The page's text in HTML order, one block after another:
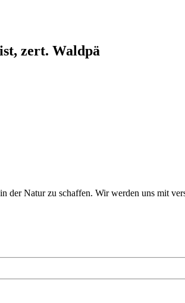
zert. Waldpä
Natur zu schaffen. Wir werden uns mit